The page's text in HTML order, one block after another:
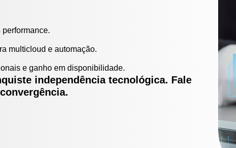
multicloud e automação.
e ganho em disponibilidade.
independência tecnológica. Fale